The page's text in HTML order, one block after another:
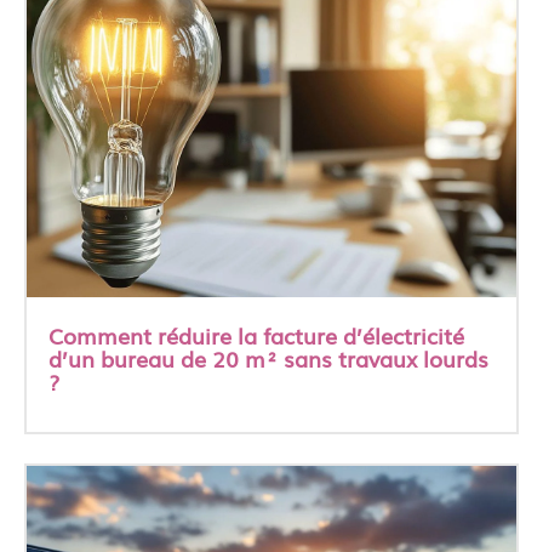
Comment réduire la facture d’électricité
d’un bureau de 20 m² sans travaux lourds
?